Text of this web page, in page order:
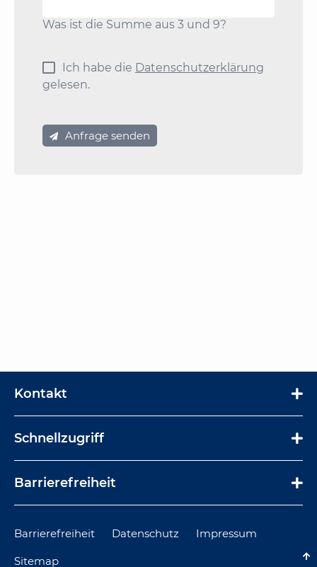
Was ist die Summe aus 3 und 9?
Ich habe die Datenschutzerklärung
gelesen.
Anfrage senden
Kontakt
Schnellzugriff
überspringen
Barrierefreiheit
überspringen
Navigation
Barrierefreiheit Datenschutz Impressum
Sitemap